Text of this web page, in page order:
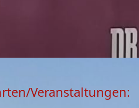
Veranstaltungen: